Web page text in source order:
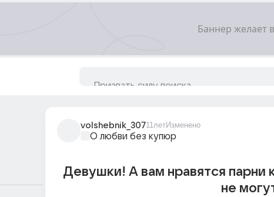
volshebnik_30711летИзменено
О любви без купюр
Девушки! А вам нравятся парни
не